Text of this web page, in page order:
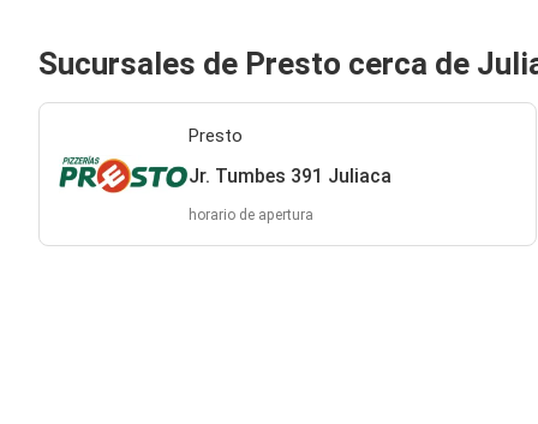
Sucursales de Presto cerca de
Presto
Jr. Tumbes 391 Juliaca
horario de apertura